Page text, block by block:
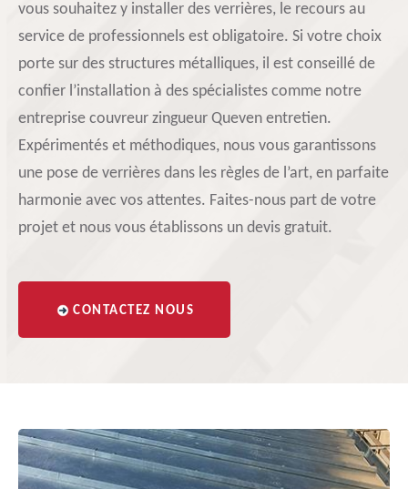
vous souhaitez y installer des verrières, le recours au
service de professionnels est obligatoire. Si votre choix
porte sur des structures métalliques, il est conseillé de
confier l’installation à des spécialistes comme notre
entreprise couvreur zingueur Queven entretien.
Expérimentés et méthodiques, nous vous garantissons
une pose de verrières dans les règles de l’art, en parfaite
harmonie avec vos attentes. Faites-nous part de votre
projet et nous vous établissons un devis gratuit.
CONTACTEZ NOUS